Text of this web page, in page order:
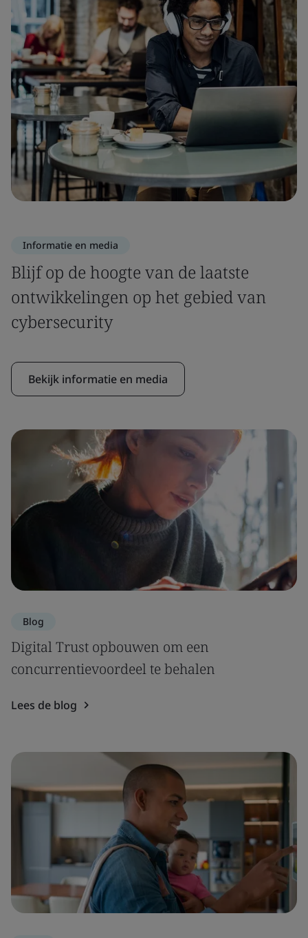
Informatie en media
Blijf op de hoogte van de laatste
ontwikkelingen op het gebied van
cybersecurity
Bekijk informatie en media
Blog
Digital Trust opbouwen om een
concurrentievoordeel te behalen
Lees de blog